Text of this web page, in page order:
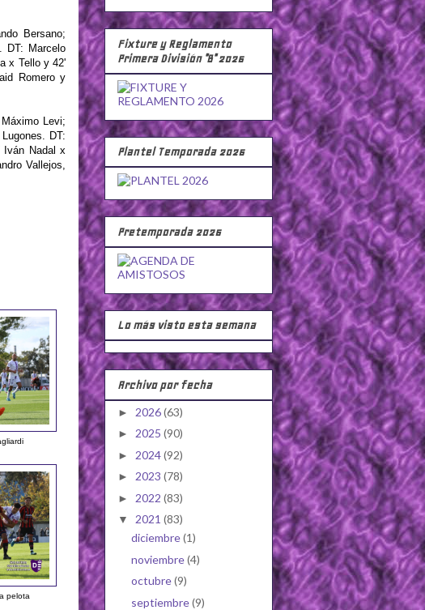
Bersano;
DT: Marcelo
x Tello y 42'
Romero y
Levi;
DT:
Iván Nadal x
Vallejos,
pelota
Fixture y Reglamento
Primera División "B" 2026
Plantel Temporada 2026
Pretemporada 2026
Lo más visto esta semana
Archivo por fecha
► 2026(63)
► 2025 (90)
► 2024(92)
► 2023 (78)
► 2022 (83)
▼ 2021 (83)
diciembre(1)
noviembre(4)
octubre(9)
septiembre(9)